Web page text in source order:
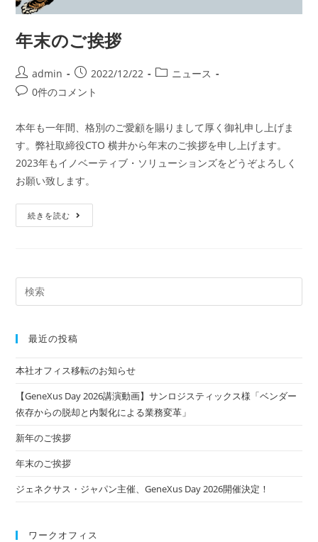
年末のご挨拶
admin 2022/12/22
ニュース
0件のコメント
本年も一年間、格別のご愛顧を賜りまして厚く御礼申し上げま
す。弊社取締役CTO 横井から年末のご挨拶を申し上げます。
2023年もイノベーティブ・ソリューションズをどうぞよろしく
お願い致します。
続きを読む
最近の投稿
本社オフィス移転のお知らせ
【GeneXus Day 2026講演動画】サンロジスティックス様「ベンダー
依存からの脱却と内製化による業務変革」
新年のご挨拶
年末のご挨拶
ジェネクサス・ジャパン主催、GeneXus Day 2026開催決定！
ワークオフィス